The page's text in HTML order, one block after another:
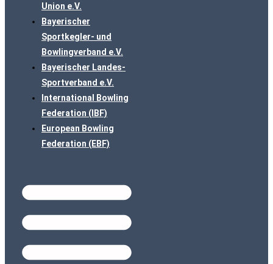
Union e.V.
Bayerischer
Sportkegler- und
Bowlingverband e.V.
Bayerischer Landes-
Sportverband e.V.
International Bowling
Federation (IBF)
European Bowling
Federation (EBF)